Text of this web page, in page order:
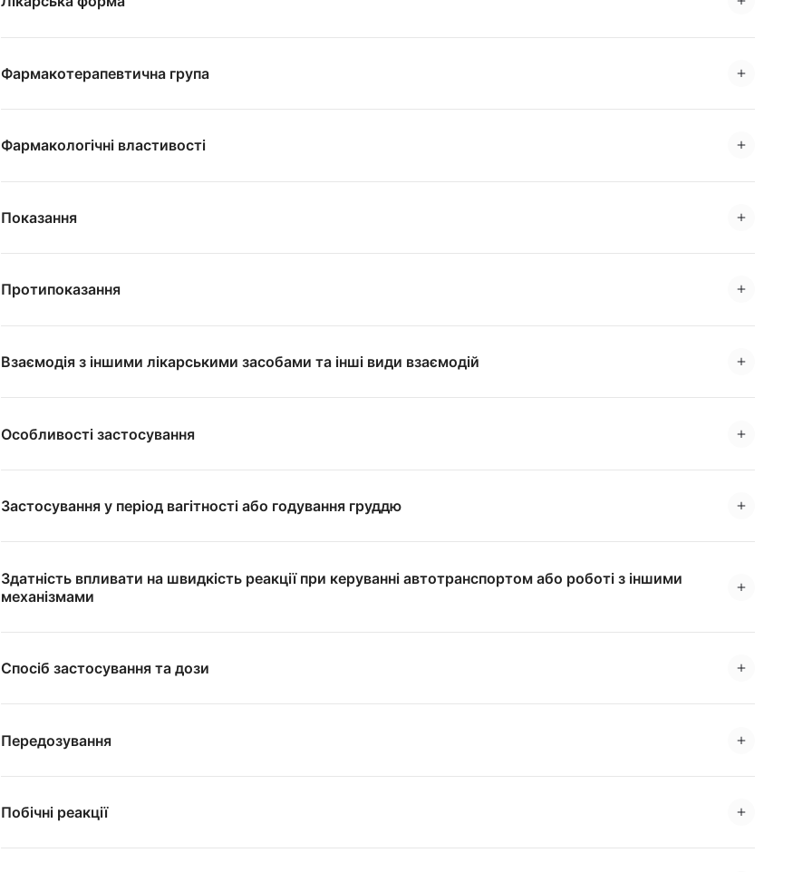
Фармакотерапевтична група
Фармакологічні властивості
Показання
Протипоказання
Взаємодія з іншими лікарськими засобами та інші види взаємодій
Особливості застосування
Застосування у період вагітності або годування груддю
Здатність впливати на швидкість реакції при керуванні автотранспортом або роботі з іншими
механізмами
Спосіб застосування та дози
Передозування
Побічні реакції